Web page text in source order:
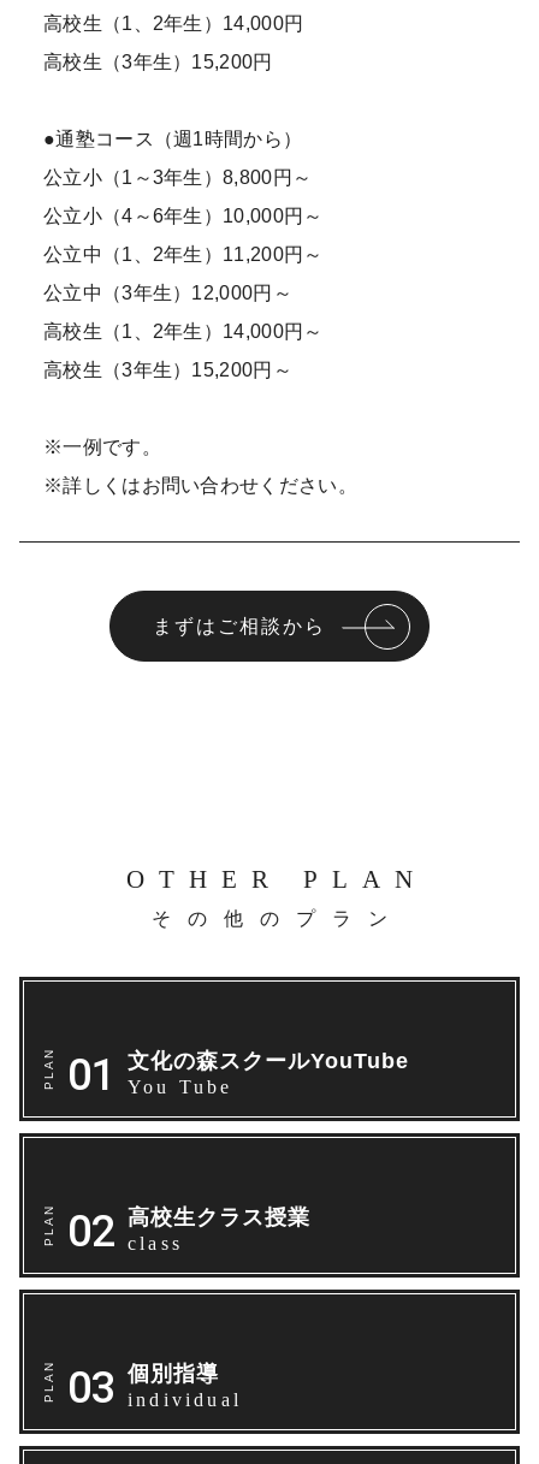
高校生（1、2年生）14,000円
高校生（3年生）15,200円
●通塾コース（週1時間から）
公立小（1～3年生）8,800円～
公立小（4～6年生）10,000円～
公立中（1、2年生）11,200円～
公立中（3年生）12,000円～
高校生（1、2年生）14,000円～
高校生（3年生）15,200円～
※一例です。
※詳しくはお問い合わせください。
まずはご相談から
OTHER PLAN
その他のプラン
文化の森スクールYouTube
You Tube
高校生クラス授業
class
個別指導
individual